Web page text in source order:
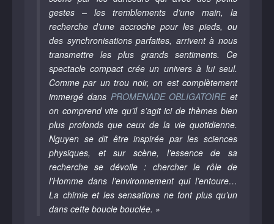
gestes – les tremblements d’une main, la
recherche d’une accroche pour les pieds, ou
des synchronisations parfaites, arrivent à nous
transmettre les plus grands sentiments. Ce
spectacle compact crée un univers à lui seul.
Comme par un trou noir, on est complètement
immergé dans PROMENADE OBLIGATOIREet
on comprend vite qu’il s’agit ici de thèmes bien
plus profonds que ceux de la vie quotidienne.
Nguyen se dit être inspirée par les sciences
physiques, et sur scène, l’essence de sa
recherche se dévoile : chercher le rôle de
l’Homme dans l’environnement qui l’entoure…
La chimie et les sensations ne font plus qu’un
dans cette boucle bouclée. »